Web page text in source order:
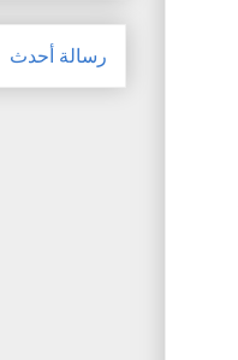
رسالة أحدث